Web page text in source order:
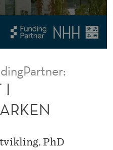
I
PhD